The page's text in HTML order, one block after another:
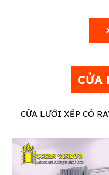
CỬA
CỬA LƯỚI XẾP CÓ